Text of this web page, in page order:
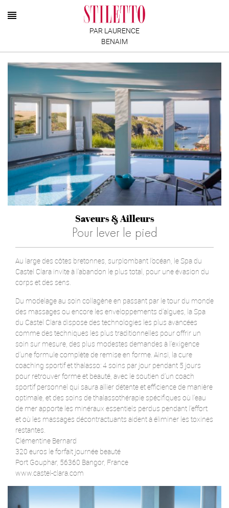
PAR LAURENCE
BENAIM
Saveurs & Ailleurs
Pour lever le pied
Au large des côtes bretonnes, surplombant l’océan, le Spa du
Castel Clara invite à l'abandon le plus total, pour une évasion du
corps et des sens.
Du modelage au soin collagène en passant par le tour du monde
des massages ou encore les enveloppements d’algues, la Spa
du Castel Clara dispose des technologies les plus avancées
comme des techniques les plus traditionnelles pour offrir un
soin sur mesure, des plus modestes demandes à l’exigence
d’une formule complète de remise en forme. Ainsi, la cure
coaching sportif et thalasso: 4 soins par jour pendant 5 jours
pour retrouver forme et beauté, avec le soutien d’un coach
sportif personnel qui saura allier détente et efficience de manière
optimale, et des soins de thalassothérapie spécifiques où l’eau
de mer apporte les minéraux essentiels perdus pendant l’effort
et où les massages décontractuants aident à éliminer les toxines
restantes.
Clémentine Bernard
320 euros le forfait journée beauté
Port Gouphar, 56360 Bangor, France
www.castel-clara.com